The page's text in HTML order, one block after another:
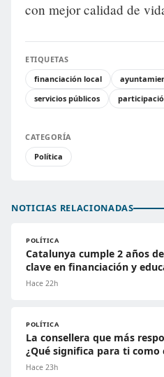
con mejor calidad de
ETIQUETAS
financiación local
servicios públicos
CATEGORÍA
Política
NOTICIAS RELACIONADAS
POLÍTICA
Catalunya cumple 2 años
clave en financiación y
Hace 22h
POLÍTICA
La consellera que más
¿Qué significa para ti como
Hace 23h